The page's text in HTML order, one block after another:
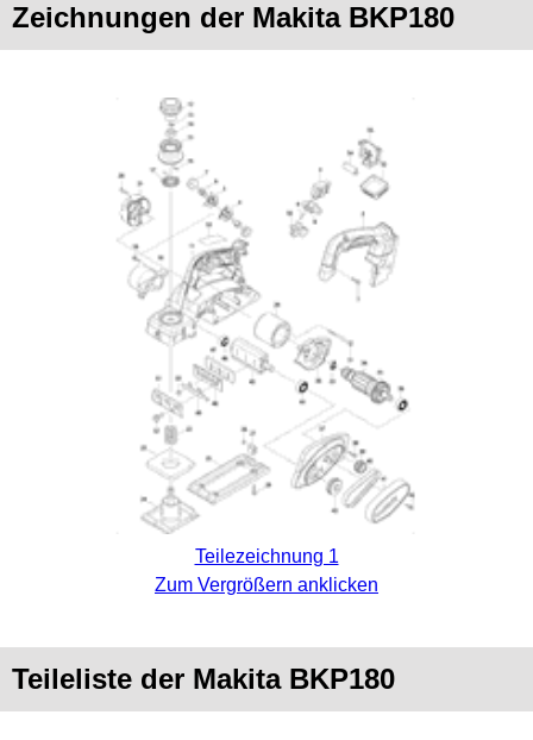
Zeichnungen der Makita BKP180
Teilezeichnung 1
Zum Vergrößern anklicken
Teileliste der Makita BKP180